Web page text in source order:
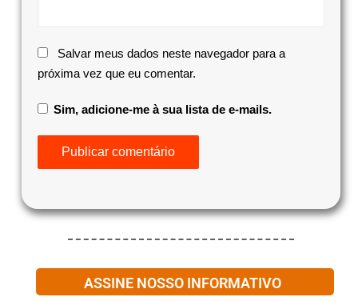
Salvar meus dados neste navegador para a
próxima vez que eu comentar.
Sim, adicione-me à sua lista de e-mails.
ASSINE NOSSO INFORMATIVO